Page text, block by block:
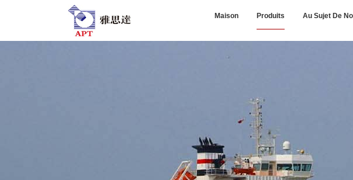
Maison Produits Au Sujet De